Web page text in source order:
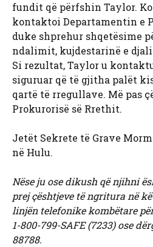
fundit që përfshin Taylor.
kontaktoi Departamentin e
duke shprehur shqetësime
ndalimit, kujdestarinë e
Si rezultat, Taylor u
siguruar që të gjitha palët
qartë të rregullave. Më pas
Prokurorisë së Rrethit.
Jetët Sekrete të Grave
në Hulu.
Nëse ju ose dikush që njihni
prej çështjeve të ngritura në
linjën telefonike kombëtare
1-800-799-SAFE (7233) ose
88788.